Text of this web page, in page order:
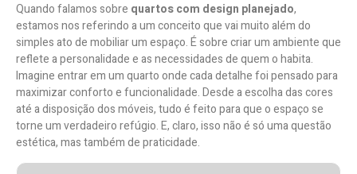
Quando falamos sobre quartos com design planejado,
estamos nos referindo a um conceito que vai muito além do
simples ato de mobiliar um espaço. É sobre criar um ambiente que
reflete a personalidade e as necessidades de quem o habita.
Imagine entrar em um quarto onde cada detalhe foi pensado para
maximizar conforto e funcionalidade. Desde a escolha das cores
até a disposição dos móveis, tudo é feito para que o espaço se
torne um verdadeiro refúgio. E, claro, isso não é só uma questão
estética, mas também de praticidade.